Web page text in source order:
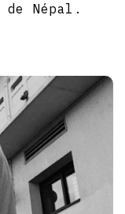
de Népal.